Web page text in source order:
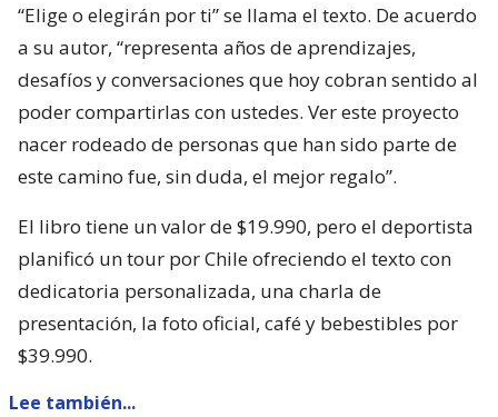
“Elige o elegirán por ti” se llama el texto. De acuerdo
a su autor, “representa años de aprendizajes,
desafíos y conversaciones que hoy cobran sentido al
poder compartirlas con ustedes. Ver este proyecto
nacer rodeado de personas que han sido parte de
este camino fue, sin duda, el mejor regalo”.
El libro tiene un valor de $19.990, pero el deportista
planificó un tour por Chile ofreciendo el texto con
dedicatoria personalizada, una charla de
presentación, la foto oficial, café y bebestibles por
$39.990.
Lee también...